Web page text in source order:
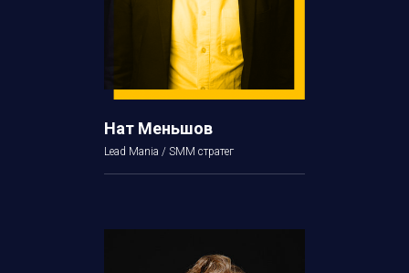
Нат Меньшов
Lead Mania / SMM стратег